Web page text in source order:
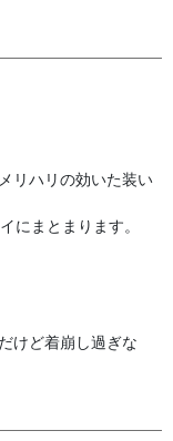
リハリの効いた装い
にまとまります。
けど着崩し過ぎな